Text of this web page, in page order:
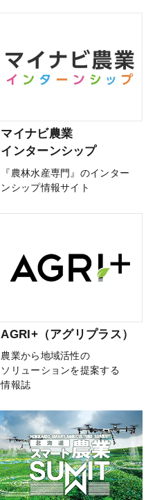
マイナビ農業
インターンシップ
『農林水産専門』のインター
ンシップ情報サイト
AGRI+（アグリプラス）
農業から地域活性の
ソリューションを提案する
情報誌